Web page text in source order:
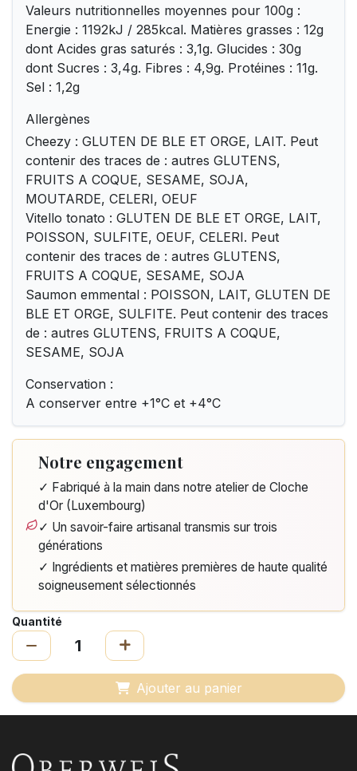
Valeurs nutritionnelles moyennes pour 100g :
Energie : 1192kJ / 285kcal. Matières grasses : 12g
dont Acides gras saturés : 3,1g. Glucides : 30g
dont Sucres : 3,4g. Fibres : 4,9g. Protéines : 11g.
Sel : 1,2g
Allergènes
Cheezy : GLUTEN DE BLE ET ORGE, LAIT. Peut
contenir des traces de : autres GLUTENS,
FRUITS A COQUE, SESAME, SOJA,
MOUTARDE, CELERI, OEUF
Vitello tonato : GLUTEN DE BLE ET ORGE, LAIT,
POISSON, SULFITE, OEUF, CELERI. Peut
contenir des traces de : autres GLUTENS,
FRUITS A COQUE, SESAME, SOJA
Saumon emmental : POISSON, LAIT, GLUTEN DE
BLE ET ORGE, SULFITE. Peut contenir des traces
de : autres GLUTENS, FRUITS A COQUE,
SESAME, SOJA
Conservation :
A conserver entre +1°C et +4°C
Notre engagement
✓ Fabriqué à la main dans notre atelier de Cloche
d'Or (Luxembourg)
✓ Un savoir-faire artisanal transmis sur trois
générations
✓ Ingrédients et matières premières de haute qualité
soigneusement sélectionnés
Quantité
Ajouter au panier